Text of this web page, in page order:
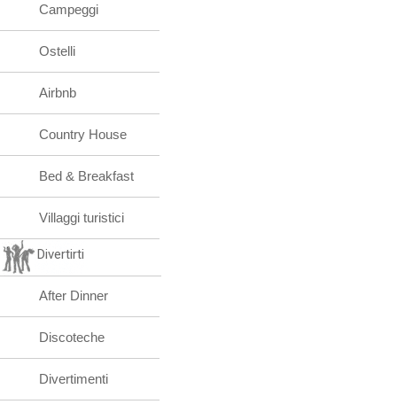
Campeggi
Ostelli
Airbnb
Country House
Bed & Breakfast
Villaggi turistici
Divertirti
After Dinner
Discoteche
Divertimenti